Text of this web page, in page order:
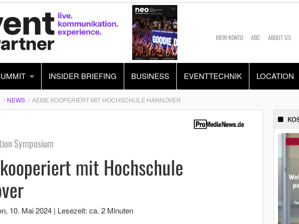
MEIN KONTO ABC ABOUT US
INSIDER BRIEFING BUSINESS EVENTTECHNIK LOCATION
NEWS AEME KOOPERIERT MIT HOCHSCHULE HANNOVER
Symposium
kooperiert mit Hochschule
, 10. Mai 2024 | Lesezeit: ca. 2 Minuten